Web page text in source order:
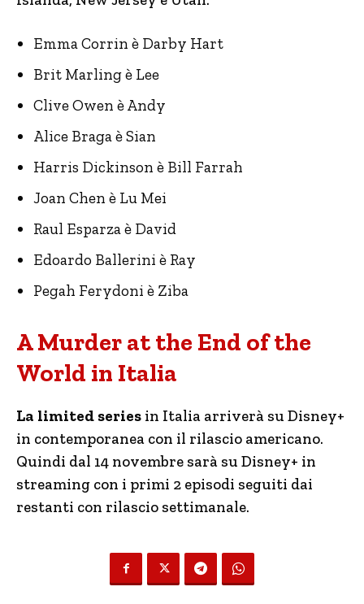
Emma Corrin è Darby Hart
Brit Marling è Lee
Clive Owen è Andy
Alice Braga è Sian
Harris Dickinson è Bill Farrah
Joan Chen è Lu Mei
Raul Esparza è David
Edoardo Ballerini è Ray
Pegah Ferydoni è Ziba
A Murder at the End of the
World in Italia
La limited series in Italia arriverà su Disney+
in contemporanea con il rilascio americano.
Quindi dal 14 novembre sarà su Disney+ in
streaming con i primi 2 episodi seguiti dai
restanti con rilascio settimanale.